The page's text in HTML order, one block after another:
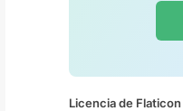
Licencia de Flaticon